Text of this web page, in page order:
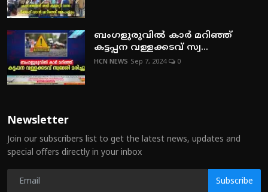
ബംഗളുരുവില്‍ കാര്‍ മറിഞ്ഞ്
കട്ടപ്പന വള്ളക്കടവ് സ്വ...
HCN NEWS Sep 7, 2024 0
Newsletter
Join our subscribers list to get the latest news, updates and
special offers directly in your inbox
Subscribe